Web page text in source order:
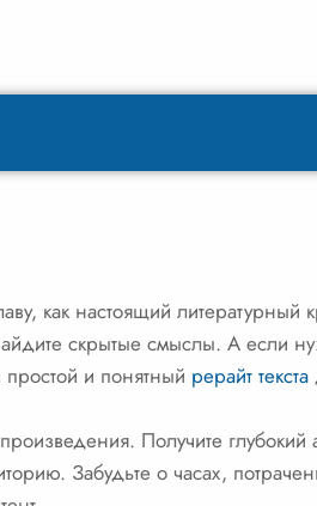
как настоящий литературный
скрытые смыслы. А если
и понятный рерайт текста
Получите глубокий
Забудьте о часах,